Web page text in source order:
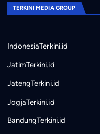
TERKINI MEDIA GROUP
IndonesiaTerkini.id
JatimTerkini.id
JatengTerkini.id
JogjaTerkini.id
BandungTerkini.id